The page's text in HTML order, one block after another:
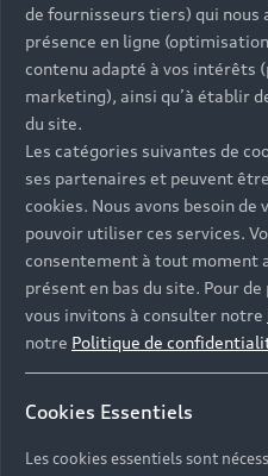
de fournisseurs tiers) qui
présence en ligne
contenu adapté à vos intérêts
marketing), ainsi qu’à établir
du site.
Les catégories suivantes de
ses partenaires et peuvent
cookies. Nous avons besoin
pouvoir utiliser ces services.
consentement à tout moment
présent en bas du site. Pour
vous invitons à consulter notre
notre Politique de
Cookies Essentiels
Les cookies essentiels sont